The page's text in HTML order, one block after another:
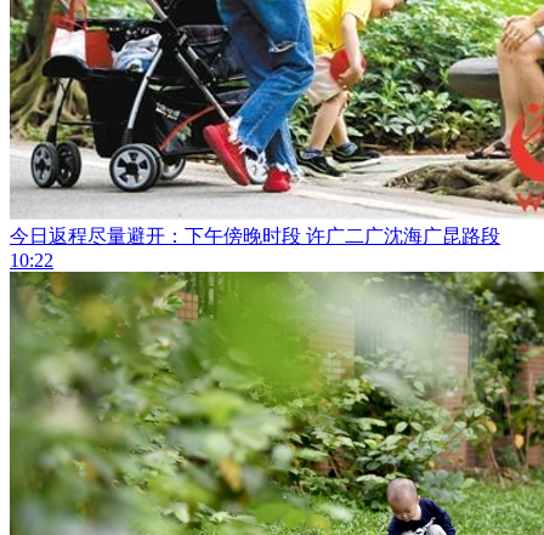
今日返程尽量避开：下午傍晚时段 许广二广沈海广昆路段
10:22